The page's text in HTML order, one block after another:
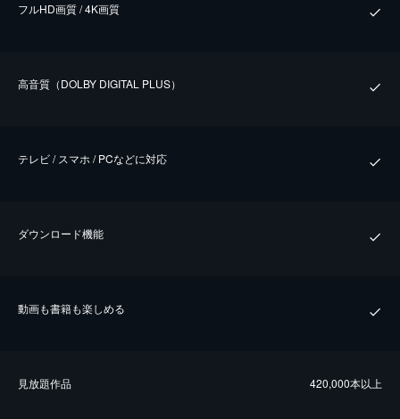
フルHD画質 / 4K画質
⾼⾳質（DOLBY DIGITAL PLUS）
テレビ / スマホ / PCなどに対応
ダウンロード機能
動画も書籍も楽しめる
⾒放題作品 420,000本以上